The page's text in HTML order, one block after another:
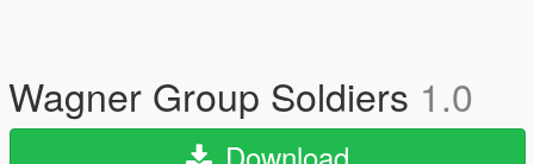
Wagner Group Soldiers 1.0